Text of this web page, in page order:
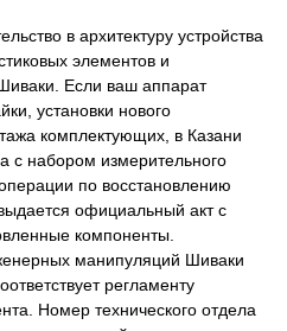
в архитектуру устройства
элементов и
Если ваш аппарат
установки нового
комплектующих, в Казани
с набором измерительного
по восстановлению
официальный акт с
компоненты.
манипуляций Шиваки
регламенту
Номер технического отдела